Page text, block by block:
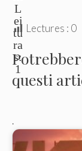
L
ei
tu
ra
s:
1
Lectures : 0
questi
.